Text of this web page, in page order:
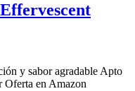
y sabor agradable Apto
Oferta en Amazon